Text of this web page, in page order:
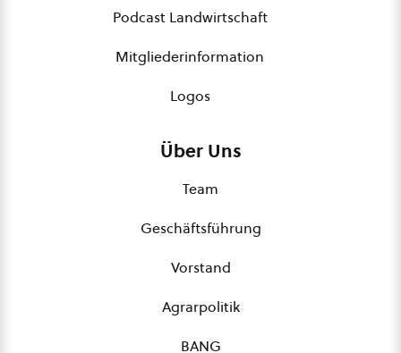
Podcast Landwirtschaft
Mitgliederinformation
Logos
Über Uns
Team
Geschäftsführung
Vorstand
Agrarpolitik
BANG